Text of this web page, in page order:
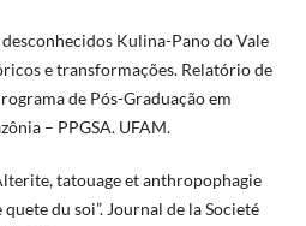
desconhecidos Kulina-Pano do Vale
e transformações. Relatório de
de Pós-Graduação em
– PPGSA. UFAM.
tatouage et anthropophagie
du soi”. Journal de la Societé